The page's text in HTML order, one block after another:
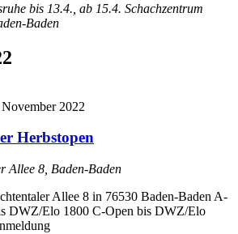
bis 13.4., ab 15.4. Schachzentrum
Baden
2022
Herbstopen
Allee 8, Baden-Baden
Allee 8 in 76530 Baden-Baden A-
DWZ/Elo 1800 C-Open bis DWZ/Elo